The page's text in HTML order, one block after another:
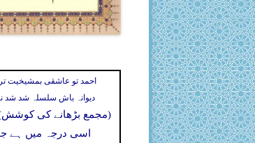
احمد تو عاشقی بمشیخیت
دیوانہ باش سلسلہ شد شد
(مجمع بڑھانے کی
اسی درجہ میں ہے